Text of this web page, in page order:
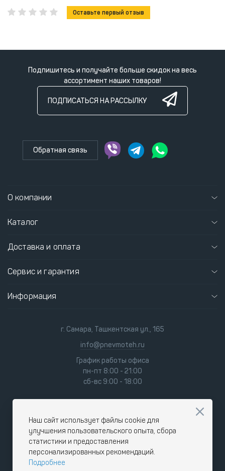
Оставьте первый отзыв
Подпишитесь и получайте больше скидок на весь
ассортимент наших товаров!
ПОДПИСАТЬСЯ НА РАССЫЛКУ
Обратная связь
О компании
Каталог
Доставка и оплата
Сервис и гарантия
Информация
г. Самара, Ташкентская ул., 165
info@pnevmoteh.ru
График работы офиса
пн-пт 8:00 - 21:00
сб-вс 9:00 - 18:00
Наш сайт использует файлы cookie для
улучшения пользовательского опыта, сбора
статистики и предоставления
персонализированных рекомендаций.
Подробнее